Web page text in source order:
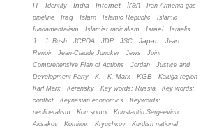
IT
Identity India Internet Iran
Iran-Armenia gas
pipeline
Iraq Islam Islamic Republic
Islamic
fundamentalism
Islamist radicalism Israel
Israelis
J.
J. Bush JCPOA JDP JSC Japan
Jean
Renoir
Jean-Claude Juncker Jews
Joint
Comprehensive Plan of Actions
Jordan
Justice and
Development Party
K. K. Marx KGB
Kaluga region
Karl Marx
Kerensky Key words: Russia
Key words:
conflict
Keynesian economics
Keywords:
neoliberalism
Komsomol
Konstantin Sergeevich
Aksakov
Kornilov. Kryuchkov
Kurdish national